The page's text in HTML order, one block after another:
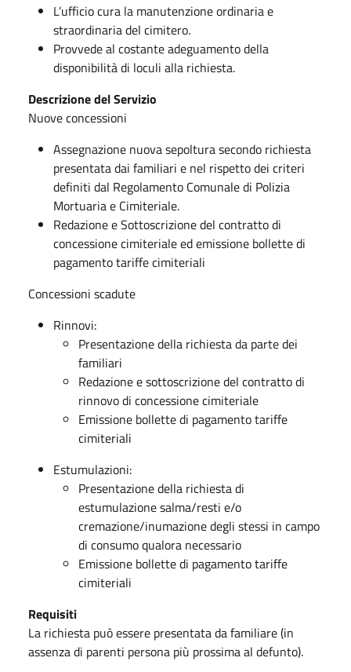
L’ufficio cura la manutenzione ordinaria e
straordinaria del cimitero.
Provvede al costante adeguamento della
disponibilità di loculi alla richiesta.
Descrizione del Servizio
Nuove concessioni
Assegnazione nuova sepoltura secondo richiesta
presentata dai familiari e nel rispetto dei criteri
definiti dal Regolamento Comunale di Polizia
Mortuaria e Cimiteriale.
Redazione e Sottoscrizione del contratto di
concessione cimiteriale ed emissione bollette di
pagamento tariffe cimiteriali
Concessioni scadute
Rinnovi:
Presentazione della richiesta da parte dei
familiari
Redazione e sottoscrizione del contratto di
rinnovo di concessione cimiteriale
Emissione bollette di pagamento tariffe
cimiteriali
Estumulazioni:
Presentazione della richiesta di
estumulazione salma/resti e/o
cremazione/inumazione degli stessi in campo
di consumo qualora necessario
Emissione bollette di pagamento tariffe
cimiteriali
Requisiti
La richiesta può essere presentata da familiare (in
assenza di parenti persona più prossima al defunto).